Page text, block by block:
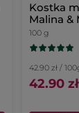
Kostka
Malina &
100 g
42.90 zł /
42.90 zł